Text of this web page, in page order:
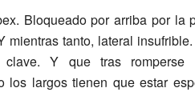
Bloqueado por arriba por
mientras tanto, lateral
clave. Y que tras
los largos tienen que estar